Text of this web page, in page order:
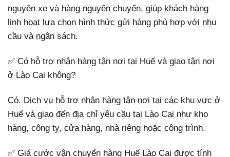
nguyên xe và hàng nguyên chuyến, giúp khách hàng
linh hoạt lựa chọn hình thức gửi hàng phù hợp với nhu
cầu và ngân sách.
✅ Có hỗ trợ nhận hàng tận nơi tại Huế và giao tận nơi
ở Lào Cai không?
Có. Dịch vụ hỗ trợ nhận hàng tận nơi tại các khu vực ở
Huế và giao đến địa chỉ yêu cầu tại Lào Cai như kho
hàng, công ty, cửa hàng, nhà riêng hoặc công trình.
✅ Giá cước vận chuyển hàng Huế Lào Cai được tính